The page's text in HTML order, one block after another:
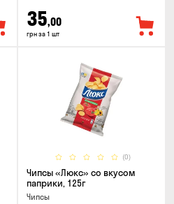
35,00
грн за 1 шт
(0)
Чипсы «Люкс» со вкусом
паприки, 125г
Чипсы